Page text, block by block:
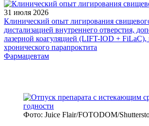
31 июля 2026
Клинический опыт лигирования
дистализацией внутреннего отверстия,
лазерной коагуляцией (LIFT-IOD + FiLaC),
хронического парапроктита
Фармацевтам
Фото: Juice Flair/FOTODOM/